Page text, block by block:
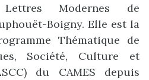
Modernes de
Boigny. Elle est la
Thématique de
Société, Culture et
du CAMES depuis